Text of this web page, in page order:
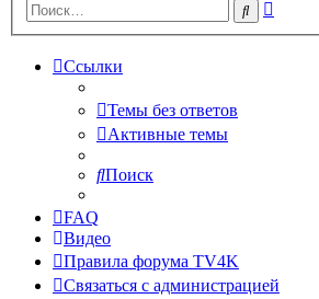
Поиск
Ссылки
Темы без ответов
Активные темы
Поиск
FAQ
Видео
Правила форума TV4K
Связаться с администрацией